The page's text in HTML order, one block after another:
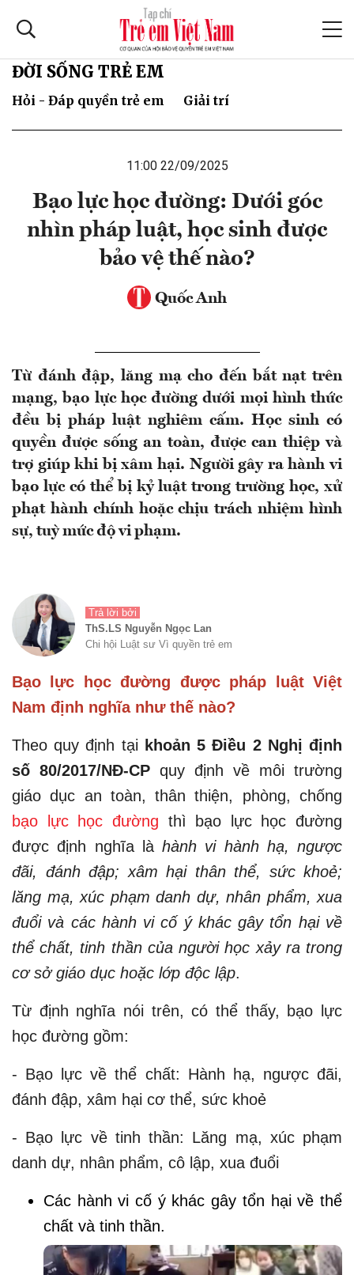
ĐỜI SỐNG TRẺ EM
Hỏi - Đáp quyền trẻ em Giải trí
11:00 22/09/2025
Bạo lực học đường: Dưới góc
nhìn pháp luật, học sinh được
bảo vệ thế nào?
Quốc Anh
Từ đánh đập, lăng mạ cho đến bắt nạt trên
mạng, bạo lực học đường dưới mọi hình thức
đều bị pháp luật nghiêm cấm. Học sinh có
quyền được sống an toàn, được can thiệp và
trợ giúp khi bị xâm hại. Người gây ra hành vi
bạo lực có thể bị kỷ luật trong trường học, xử
phạt hành chính hoặc chịu trách nhiệm hình
sự, tuỳ mức độ vi phạm.
Trả lời bởi
ThS.LS Nguyễn Ngọc Lan
Chi hội Luật sư Vì quyền trẻ em
Bạo lực học đường được pháp luật Việt
Nam định nghĩa như thế nào?
Theo quy định tại khoản 5 Điều 2 Nghị định
số 80/2017/NĐ-CP quy định về môi trường
giáo dục an toàn, thân thiện, phòng, chống
bạo lực học đường thì bạo lực học đường
được định nghĩa là hành vi hành hạ, ngược
đãi, đánh đập; xâm hại thân thể, sức khoẻ;
lăng mạ, xúc phạm danh dự, nhân phẩm, xua
đuổi và các hành vi cố ý khác gây tổn hại về
thể chất, tinh thần của người học xảy ra trong
cơ sở giáo dục hoặc lớp độc lập.
Từ định nghĩa nói trên, có thể thấy, bạo lực
học đường gồm:
- Bạo lực về thể chất: Hành hạ, ngược đãi,
đánh đập, xâm hại cơ thể, sức khoẻ
- Bạo lực về tinh thần: Lăng mạ, xúc phạm
danh dự, nhân phẩm, cô lập, xua đuổi
Các hành vi cố ý khác gây tổn hại về thể
chất và tinh thần.